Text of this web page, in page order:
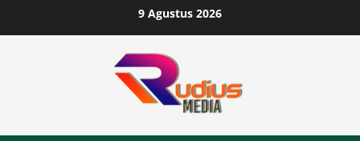
to
9 Agustus 2026